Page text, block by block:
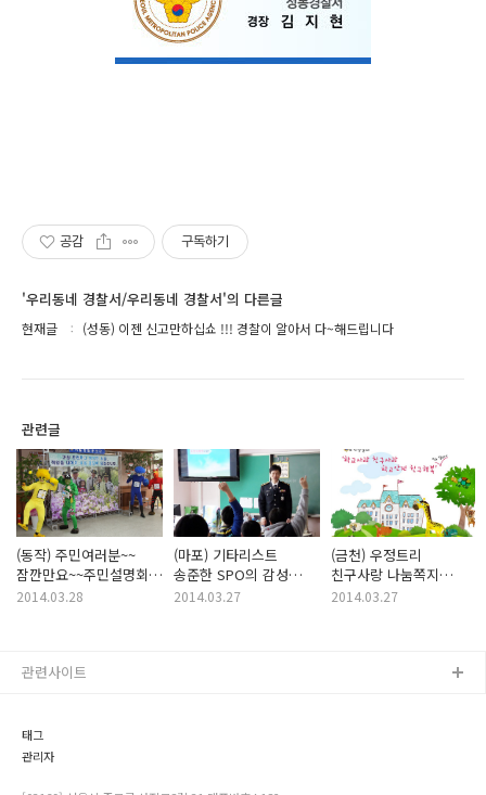
공감 구독하기
'우리동네 경찰서/우리동네 경찰서'의 다른글
현재글 (성동) 이젠 신고만하십쇼 !!! 경찰이 알아서 다~해드립니다
관련글
(동작) 주민여러분~~
잠깐만요~~주민설명회좀
보고 가실께요~
2014.03.28
(마포) 기타리스트
송준한 SPO의 감성
STORY :)
2014.03.27
(금천) 우정트리
친구사랑 나눔쪽지
캠페인
2014.03.27
태그
관리자
관련사이트